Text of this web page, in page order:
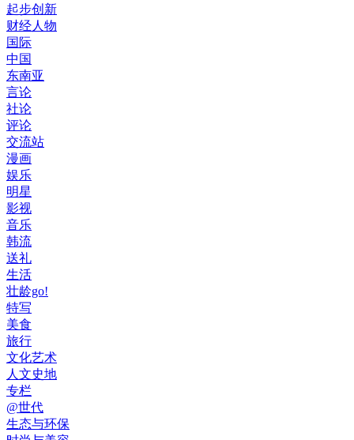
起步创新
财经人物
国际
中国
东南亚
言论
社论
评论
交流站
漫画
娱乐
明星
影视
音乐
韩流
送礼
生活
壮龄go!
特写
美食
旅行
文化艺术
人文史地
专栏
@世代
生态与环保